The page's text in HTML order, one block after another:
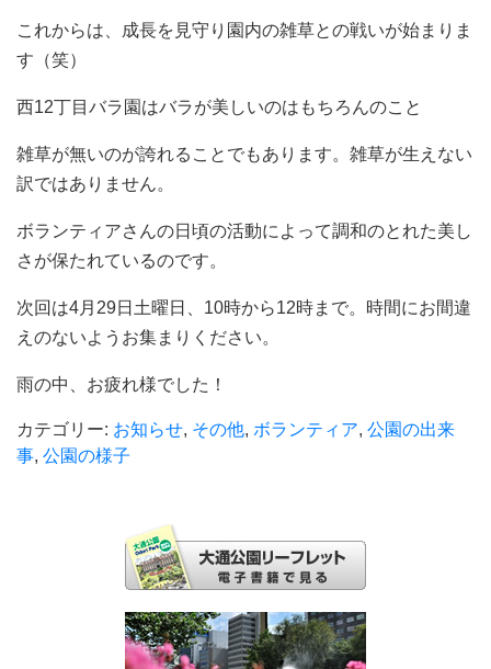
これからは、成長を見守り園内の雑草との戦いが始まりま
す（笑）
西12丁目バラ園はバラが美しいのはもちろんのこと
雑草が無いのが誇れることでもあります。雑草が生えない
訳ではありません。
ボランティアさんの日頃の活動によって調和のとれた美し
さが保たれているのです。
次回は4月29日土曜日、10時から12時まで。時間にお間違
えのないようお集まりください。
雨の中、お疲れ様でした！
カテゴリー: お知らせ, その他, ボランティア, 公園の出来
事, 公園の様子